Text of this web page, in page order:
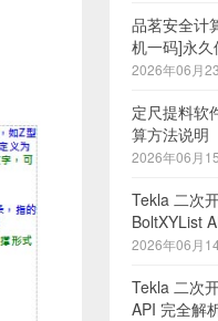
品茗安全计
机一码]永久
2026年06月
定尺提料软
算方法说明
2026年06月
Tekla 二次
BoltXYList
2026年06月
Tekla 二次
API 完全解